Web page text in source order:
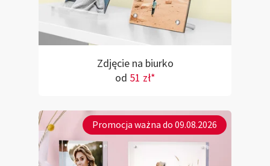
Zdjęcie na biurko
od 51 zł*
Promocja ważna do 09.08.2026